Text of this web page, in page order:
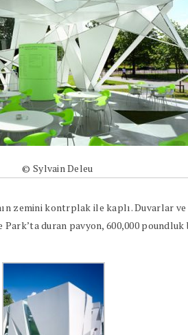
© Sylvain Deleu
zemini kontrplak ile kaplı. Duvarlar
duran pavyon, 600,000